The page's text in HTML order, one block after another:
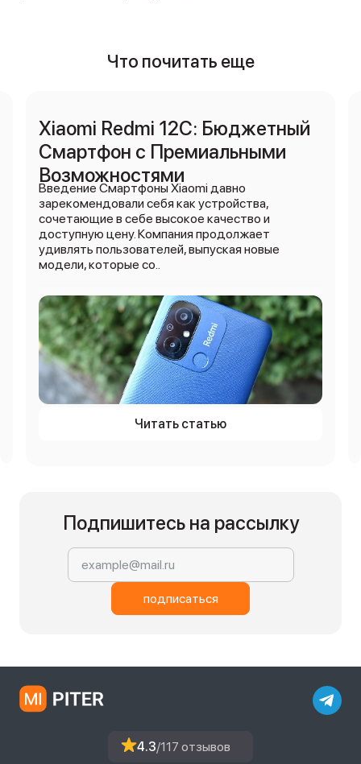
Что почитать еще
Xiaomi Redmi 12C: Бюджетный
Смартфон с Премиальными
Возможностями
Введение Смартфоны Xiaomi давно
зарекомендовали себя как устройства,
сочетающие в себе высокое качество и
доступную цену. Компания продолжает
удивлять пользователей, выпуская новые
модели, которые со..
Читать статью
Подпишитесь на рассылку
подписаться
4.3/117 отзывов